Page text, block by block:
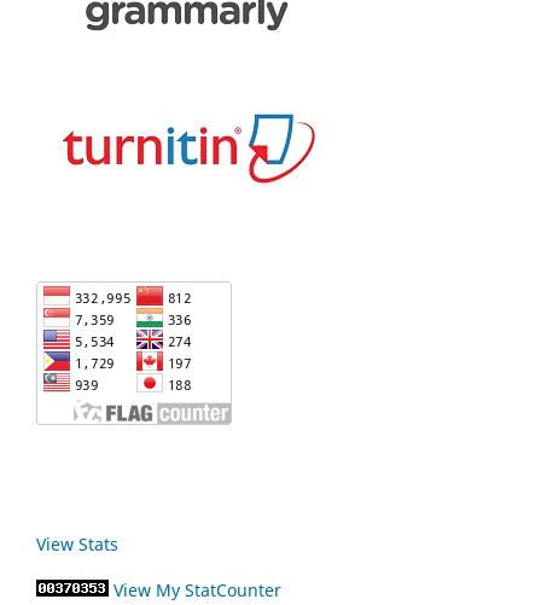
View Stats
View My StatCounter